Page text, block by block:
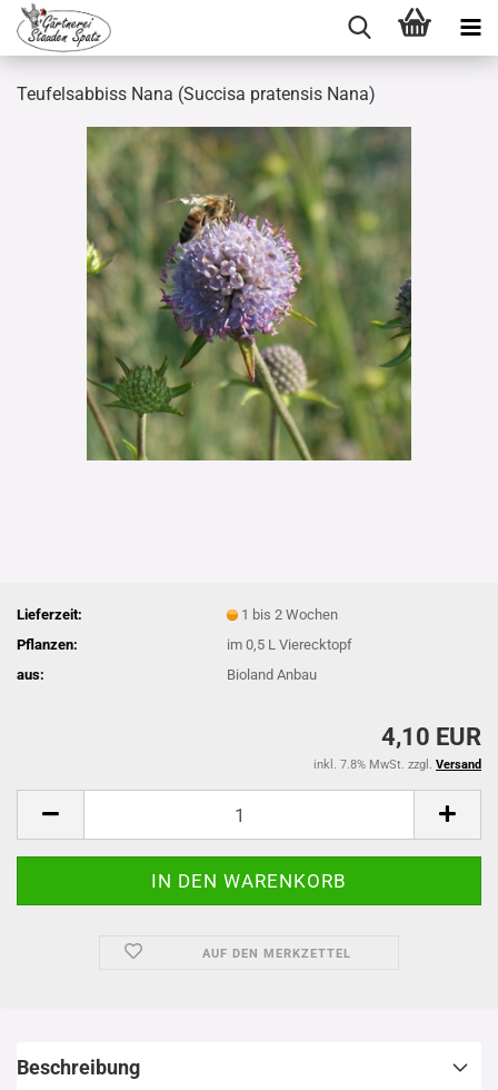
Teufelsabbiss Nana (Succisa pratensis Nana)
Lieferzeit:
1 bis 2 Wochen
Pflanzen:
im 0,5 L Vierecktopf
aus:
Bioland Anbau
4,10 EUR
inkl. 7.8% MwSt. zzgl. Versand
AUF DEN MERKZETTEL
Beschreibung